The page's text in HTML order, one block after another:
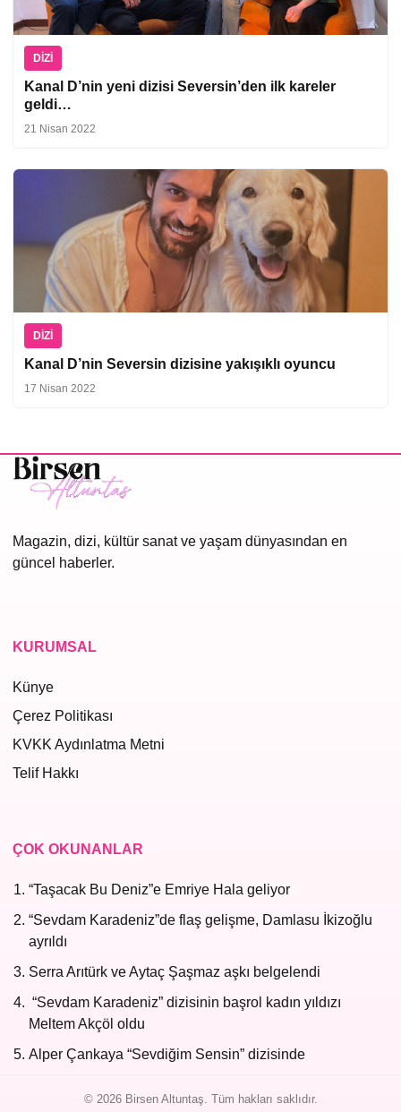
DIZI
Kanal D’nin yeni dizisi Seversin’den ilk kareler
geldi…
21 Nisan 2022
DIZI
Kanal D’nin Seversin dizisine yakışıklı oyuncu
17 Nisan 2022
Magazin, dizi, kültür sanat ve yaşam dünyasından en
güncel haberler.
KURUMSAL
Künye
Çerez Politikası
KVKK Aydınlatma Metni
Telif Hakkı
ÇOK OKUNANLAR
“Taşacak Bu Deniz”e Emriye Hala geliyor
“Sevdam Karadeniz”de flaş gelişme, Damlasu İkizoğlu
ayrıldı
Serra Arıtürk ve Aytaç Şaşmaz aşkı belgelendi
“Sevdam Karadeniz” dizisinin başrol kadın yıldızı
Meltem Akçöl oldu
Alper Çankaya “Sevdiğim Sensin” dizisinde
© 2026 Birsen Altuntaş. Tüm hakları saklıdır.